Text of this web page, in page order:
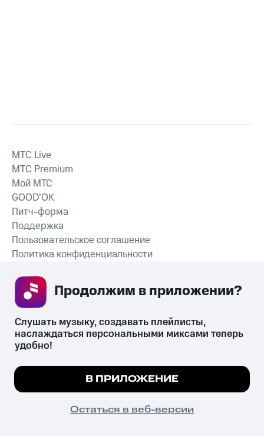
СКАЧАТЬ ПРИЛОЖЕНИЕ
MTС Live
MTС Premium
Мой МТС
GOOD’OK
Питч-форма
Поддержка
Пользовательское соглашение
Политика конфиденциальности
психотропных веществ, их аналогов причиняет вред здоровью,
их незаконный оборот запрещён и влечёт установленную
законодательством ответственность.
© 2026 ООО «КИОН».
Все права защищены
Мы используем куки, чтобы на сайте все
Подробнее
ПОНЯТНО
Слушать музыку, создавать плейлисты,
наслаждаться персональными миксами теперь
удобно!
В ПРИЛОЖЕНИЕ
Остаться в веб-версии